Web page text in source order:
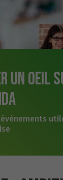
un oeil
évènements